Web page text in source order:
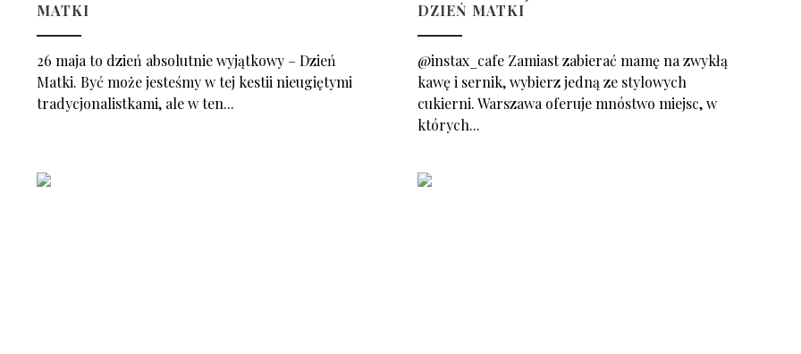
MATKI
26 maja to dzień absolutnie wyjątkowy – Dzień
Matki. Być może jesteśmy w tej kestii nieugiętymi
tradycjonalistkami, ale w ten...
DZIEŃ MATKI
@instax_cafe Zamiast zabierać mamę na zwykłą
kawę i sernik, wybierz jedną ze stylowych
cukierni. Warszawa oferuje mnóstwo miejsc, w
których...